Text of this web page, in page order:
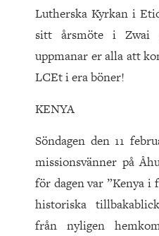
Lutherska Kyrkan i
sitt årsmöte i Zwai
uppmanar er alla att
LCEt i era böner!
KENYA
Söndagen den 11
missionsvänner på
för dagen var ”Kenya i
historiska
från nyligen